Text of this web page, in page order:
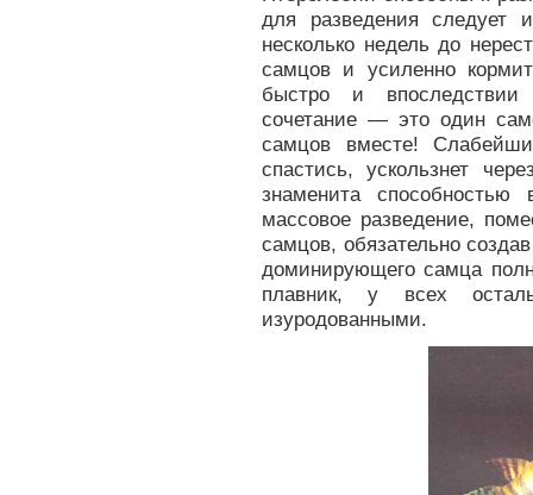
для разведения следует
несколько недель до
самцов и усиленно
быстро и
сочетание — это один
самцов вместе!
спастись, ускользнет
знаменита способностью
массовое разведение,
самцов, обязательно
доминирующего самца
плавник, у всех
изуродованными.